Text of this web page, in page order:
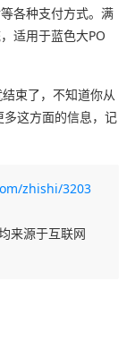
各种支付方式。满
适用于蓝色大PO
束了，不知道你从
这方面的信息，记
zhishi/3203
来源于互联网